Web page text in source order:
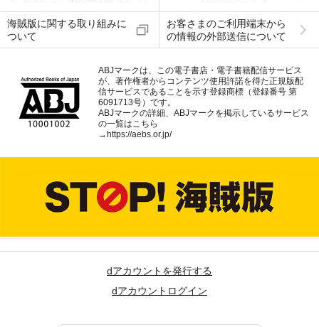
海賊版に関する取り組みに
ついて
お客さまのご利用端末から
の情報の外部送信について
ABJマークは、この電子書店・電子書籍配信サービス
が、著作権者からコンテンツ使用許諾を得た正規版配
信サービスであることを示す登録商標（登録番号 第
6091713号）です。
ABJマークの詳細、ABJマークを掲示しているサービス
の一覧はこちら
→https://aebs.or.jp/
dアカウントを発行する
dアカウントログイン